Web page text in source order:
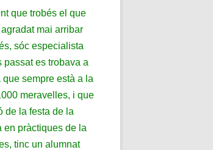
que trobés el que
mai arribar
sóc especialista
passat es trobava a
que sempre està a la
meravelles, i que
de la festa de la
en pràctiques de la
tinc un alumnat